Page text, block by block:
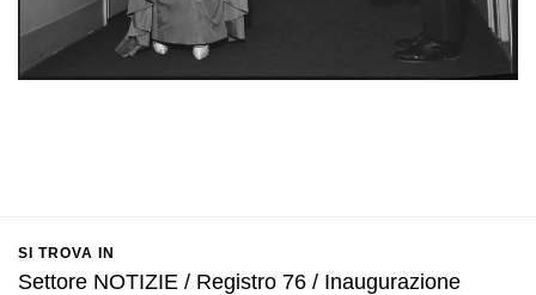
SI TROVA IN
Settore NOTIZIE / Registro 76 / Inaugurazione